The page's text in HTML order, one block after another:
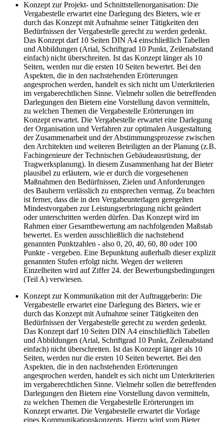
Konzept zur Projekt- und Schnittstellenorganisation: Die
Vergabestelle erwartet eine Darlegung des Bieters, wie er
durch das Konzept mit Aufnahme seiner Tätigkeiten den
Bedürfnissen der Vergabestelle gerecht zu werden gedenkt.
Das Konzept darf 10 Seiten DIN A4 einschließlich Tabellen
und Abbildungen (Arial, Schriftgrad 10 Punkt, Zeilenabstand
einfach) nicht überschreiten. Ist das Konzept länger als 10
Seiten, werden nur die ersten 10 Seiten bewertet. Bei den
Aspekten, die in den nachstehenden Erörterungen
angesprochen werden, handelt es sich nicht um Unterkriterien
im vergaberechtlichen Sinne. Vielmehr sollen die betreffenden
Darlegungen den Bietern eine Vorstellung davon vermitteln,
zu welchen Themen die Vergabestelle Erörterungen im
Konzept erwartet. Die Vergabestelle erwartet eine Darlegung
der Organisation und Verfahren zur optimalen Ausgestaltung
der Zusammenarbeit und der Abstimmungsprozesse zwischen
den Architekten und weiteren Beteiligten an der Planung (z.B.
Fachingenieure der Technischen Gebäudeausrüstung, der
Tragwerksplanung). In diesem Zusammenhang hat der Bieter
plausibel zu erläutern, wie er durch die vorgesehenen
Maßnahmen den Bedürfnissen, Zielen und Anforderungen
des Bauherrn verlässlich zu entsprechen vermag. Zu beachten
ist ferner, dass die in den Vergabeunterlagen geregelten
Mindestvorgaben zur Leistungserbringung nicht geändert
oder unterschritten werden dürfen. Das Konzept wird im
Rahmen einer Gesamtbewertung am nachfolgenden Maßstab
bewertet. Es werden ausschließlich die nachstehend
genannten Punktzahlen - also 0, 20, 40, 60, 80 oder 100
Punkte - vergeben. Eine Bepunktung außerhalb dieser explizit
genannten Stufen erfolgt nicht. Wegen der weiteren
Einzelheiten wird auf Ziffer 24. der Bewerbungsbedingungen
(Teil A) verwiesen.
Konzept zur Kommunikation mit der Auftraggeberin: Die
Vergabestelle erwartet eine Darlegung des Bieters, wie er
durch das Konzept mit Aufnahme seiner Tätigkeiten den
Bedürfnissen der Vergabestelle gerecht zu werden gedenkt.
Das Konzept darf 10 Seiten DIN A4 einschließlich Tabellen
und Abbildungen (Arial, Schriftgrad 10 Punkt, Zeilenabstand
einfach) nicht überschreiten. Ist das Konzept länger als 10
Seiten, werden nur die ersten 10 Seiten bewertet. Bei den
Aspekten, die in den nachstehenden Erörterungen
angesprochen werden, handelt es sich nicht um Unterkriterien
im vergaberechtlichen Sinne. Vielmehr sollen die betreffenden
Darlegungen den Bietern eine Vorstellung davon vermitteln,
zu welchen Themen die Vergabestelle Erörterungen im
Konzept erwartet. Die Vergabestelle erwartet die Vorlage
eines Kommunikationskonzepts. Hierzu wird vom Bieter